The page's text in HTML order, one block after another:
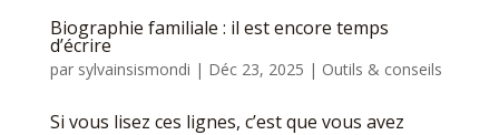
Biographie familiale : il est encore temps
d’écrire
par sylvainsismondi | Déc 23, 2025 | Outils & conseils
Si vous lisez ces lignes, c’est que vous avez